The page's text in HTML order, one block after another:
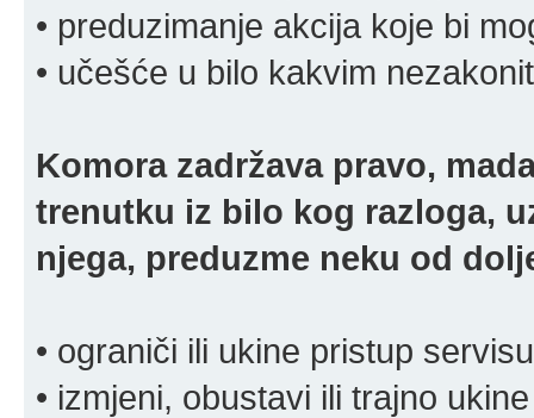
• preduzimanje akcija koje bi
• učešće u bilo kakvim
Komora zadržava pravo,
trenutku iz bilo kog razloga,
njega, preduzme neku od
• ograniči ili ukine pristup servisu
• izmjeni, obustavi ili trajno